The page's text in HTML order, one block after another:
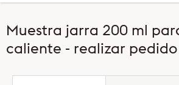
Muestra jarra 200 ml
caliente - realizar pedido